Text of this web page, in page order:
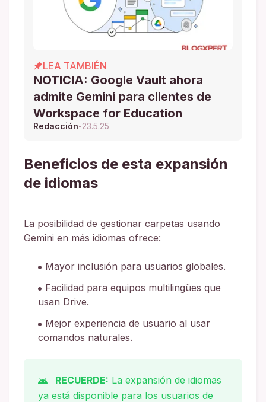
LEA TAMBIÉN
NOTICIA: Google Vault ahora
admite Gemini para clientes de
Workspace for Education
Redacción-23.5.25
Beneficios de esta expansión
de idiomas
La posibilidad de gestionar carpetas usando
Gemini en más idiomas ofrece:
Mayor inclusión para usuarios globales.
Facilidad para equipos multilingües que
usan Drive.
Mejor experiencia de usuario al usar
comandos naturales.
RECUERDE: La expansión de idiomas
ya está disponible para los usuarios de